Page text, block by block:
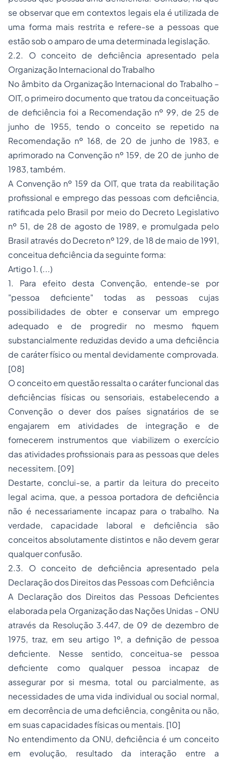
se observar que em contextos legais ela é utilizada de
uma forma mais restrita e refere-se a pessoas que
estão sob o amparo de uma determinada legislação.
2.2. O conceito de deficiência apresentado pela
Organização Internacional do Trabalho
No âmbito da Organização Internacional do Trabalho –
OIT, o primeiro documento que tratou da conceituação
de deficiência foi a Recomendação nº 99, de 25 de
junho de 1955, tendo o conceito se repetido na
Recomendação nº 168, de 20 de junho de 1983, e
aprimorado na Convenção nº 159, de 20 de junho de
1983, também.
A Convenção nº 159 da OIT, que trata da reabilitação
profissional e emprego das pessoas com deficiência,
ratificada pelo Brasil por meio do Decreto Legislativo
nº 51, de 28 de agosto de 1989, e promulgada pelo
Brasil através do Decreto nº 129, de 18 de maio de 1991,
conceitua deficiência da seguinte forma:
Artigo 1. (...)
1. Para efeito desta Convenção, entende-se por
"pessoa deficiente" todas as pessoas cujas
possibilidades de obter e conservar um emprego
adequado e de progredir no mesmo fiquem
substancialmente reduzidas devido a uma deficiência
de caráter físico ou mental devidamente comprovada.
[08]
O conceito em questão ressalta o caráter funcional das
deficiências físicas ou sensoriais, estabelecendo a
Convenção o dever dos países signatários de se
engajarem em atividades de integração e de
fornecerem instrumentos que viabilizem o exercício
das atividades profissionais para as pessoas que deles
necessitem. [09]
Destarte, conclui-se, a partir da leitura do preceito
legal acima, que, a pessoa portadora de deficiência
não é necessariamente incapaz para o trabalho. Na
verdade, capacidade laboral e deficiência são
conceitos absolutamente distintos e não devem gerar
qualquer confusão.
2.3. O conceito de deficiência apresentado pela
Declaração dos Direitos das Pessoas com Deficiência
A Declaração dos Direitos das Pessoas Deficientes
elaborada pela Organização das Nações Unidas - ONU
através da Resolução 3.447, de 09 de dezembro de
1975, traz, em seu artigo 1º, a definição de pessoa
deficiente. Nesse sentido, conceitua-se pessoa
deficiente como qualquer pessoa incapaz de
assegurar por si mesma, total ou parcialmente, as
necessidades de uma vida individual ou social normal,
em decorrência de uma deficiência, congênita ou não,
em suas capacidades físicas ou mentais. [10]
No entendimento da ONU, deficiência é um conceito
em evolução, resultado da interação entre a